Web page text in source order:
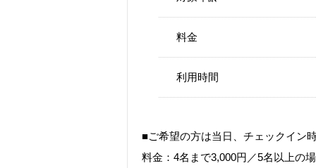
料金
利用時間
■ご希望の方は当日、チェックイン
料金：4名まで3,000円／5名以上の